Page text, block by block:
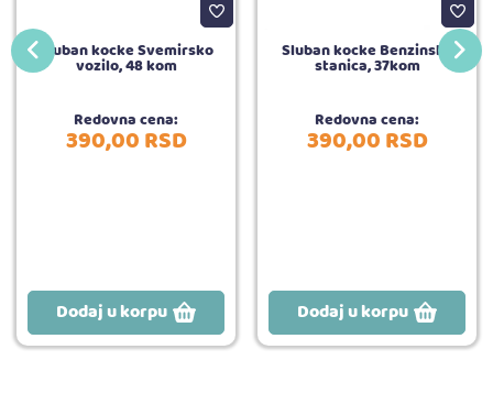
Sluban kocke Svemirsko
vozilo, 48 kom
Redovna cena:
390,00RSD
Dodaj u korpu
Sluban kocke Benzinska
stanica, 37kom
Redovna cena:
390,00RSD
Dodaj u korpu